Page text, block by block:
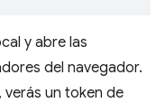
y abre las
del navegador.
verás un token de